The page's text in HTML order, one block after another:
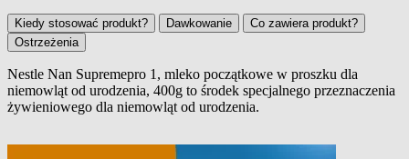
Kiedy stosować produkt? Dawkowanie
Co zawiera produkt?
Ostrzeżenia
Kiedy stosować produkt?
Nestle Nan Supremepro 1, mleko początkowe w proszku dla
niemowląt od urodzenia, 400g to środek specjalnego przeznaczenia
żywieniowego dla niemowląt od urodzenia.